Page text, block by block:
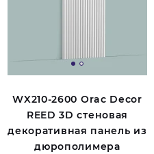
WX210-2600 Orac Decor
REED 3D стеновая
декоративная панель из
дюрополимера